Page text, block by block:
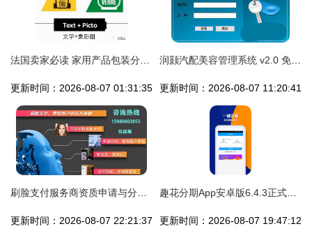
更新时间：2026-08-07 01:31:35 更新时间：2026-08-07 11:20:41
更新时间：2026-08-07 22:21:37 更新时间：2026-08-07 19:47:12